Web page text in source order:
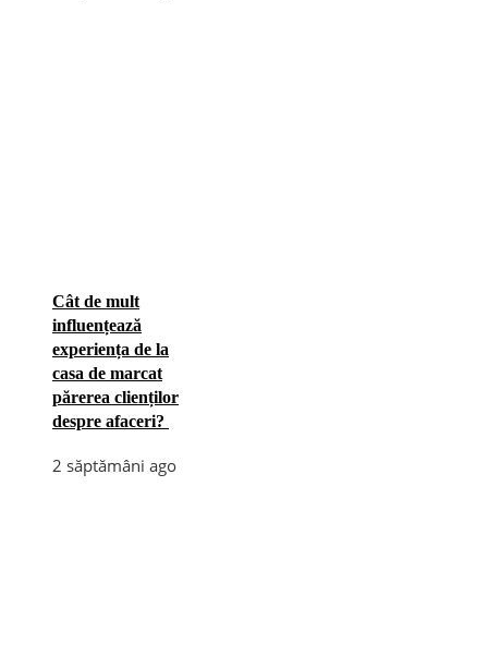
Cât de mult
influențează
experiența de la
casa de marcat
părerea clienților
despre afaceri?
2 săptămâni ago